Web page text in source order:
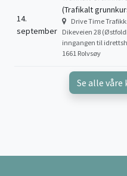
14.
september
(Trafikalt
Drive Time
Dikeveien 28
inngangen til
1661 Rolvsøy
Se alle våre